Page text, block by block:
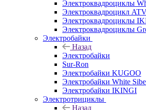
Электроквадроциклы
Электроквадроцикл
Электроквадроциклы
Электроквадроциклы
Электробайки
Назад
Электробайки
Sur-Ron
Электробайки KUGOO
Электробайки White
Электробайки IKINGI
Электротрициклы
Назад